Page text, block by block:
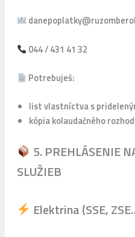
044 / 431 41 32
Potrebuješ:
list vlastníctva s
kópia kolaudačného
5. PREHLÁSENIE
SLUŽIEB
Elektrina (SSE,